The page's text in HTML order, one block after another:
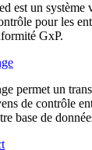
est un système
pour les
GxP.
permet un
de contrôle
base de